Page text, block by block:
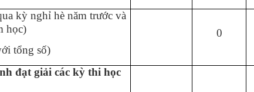
kỳ nghỉ hè năm trước và
học)
tổng số)
0
đạt giải các kỳ thi học